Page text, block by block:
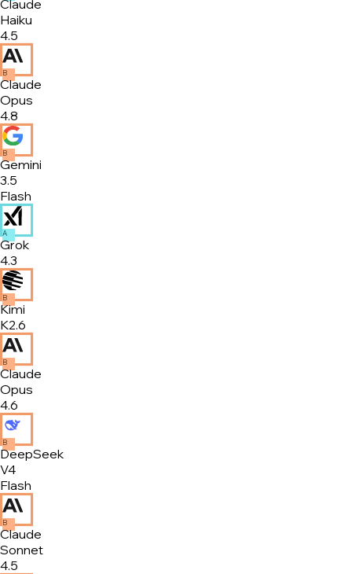
Claude
Haiku
4.5
B
Claude
Opus
4.8
B
Gemini
3.5
Flash
A
Grok
4.3
B
Kimi
K2.6
B
Claude
Opus
4.6
B
DeepSeek
V4
Flash
B
Claude
Sonnet
4.5